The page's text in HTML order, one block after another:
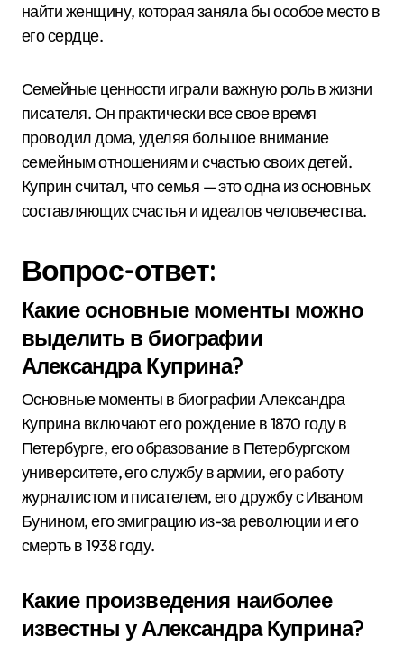
найти женщину, которая заняла бы особое место в
его сердце.
Семейные ценности играли важную роль в жизни
писателя. Он практически все свое время
проводил дома, уделяя большое внимание
семейным отношениям и счастью своих детей.
Куприн считал, что семья — это одна из основных
составляющих счастья и идеалов человечества.
Вопрос-ответ:
Какие основные моменты можно
выделить в биографии
Александра Куприна?
Основные моменты в биографии Александра
Куприна включают его рождение в 1870 году в
Петербурге, его образование в Петербургском
университете, его службу в армии, его работу
журналистом и писателем, его дружбу с Иваном
Бунином, его эмиграцию из-за революции и его
смерть в 1938 году.
Какие произведения наиболее
известны у Александра Куприна?